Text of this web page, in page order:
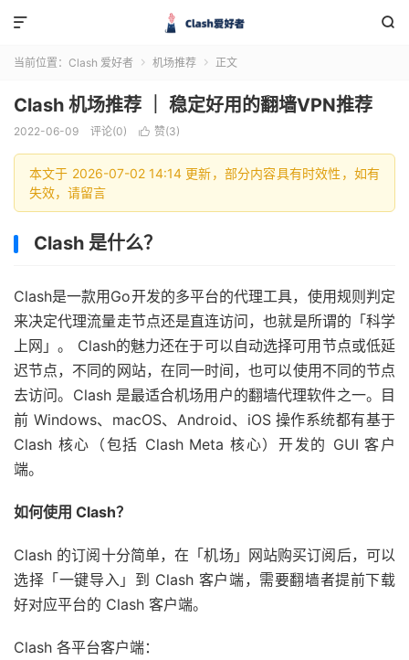


当前位置： Clash 爱好者  机场推荐  正文
Clash 机场推荐 ｜ 稳定好用的翻墙VPN推荐
2022-06-09 评论(0)  赞(3)
本文于 2026-07-02 14:14 更新，部分内容具有时效性，如有
失效，请留言
Clash 是什么？
Clash是一款用Go开发的多平台的代理工具，使用规则判定
来决定代理流量走节点还是直连访问，也就是所谓的「科学
上网」。 Clash的魅力还在于可以自动选择可用节点或低延
迟节点，不同的网站，在同一时间，也可以使用不同的节点
去访问。Clash 是最适合机场用户的翻墙代理软件之一。目
前 Windows、macOS、Android、iOS 操作系统都有基于
Clash 核心（包括 Clash Meta 核心）开发的 GUI 客户
端。
如何使用 Clash？
Clash 的订阅十分简单，在「机场」网站购买订阅后，可以
选择「一键导入」到 Clash 客户端，需要翻墙者提前下载
好对应平台的 Clash 客户端。
Clash 各平台客户端：